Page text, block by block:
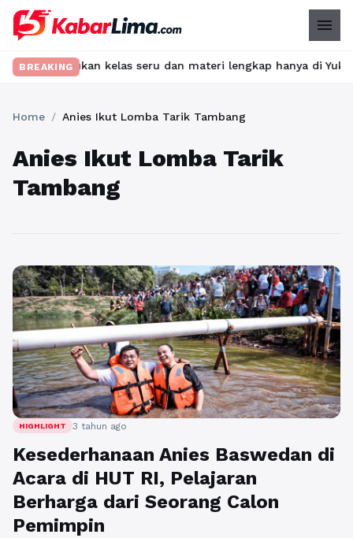
menu
BREAKING
Temukan kelas seru dan materi lengkap hanya di
Home / Anies Ikut Lomba Tarik Tambang
Anies Ikut Lomba Tarik
Tambang
HIGHLIGHT 3 tahun ago
Kesederhanaan Anies Baswedan di
Acara di HUT RI, Pelajaran
Berharga dari Seorang Calon
Pemimpin